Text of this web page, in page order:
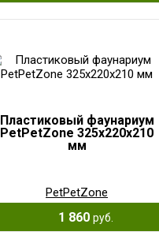
Пластиковый фаунариум
PetPetZone 325х220х210
мм
PetPetZone
1 860 руб.